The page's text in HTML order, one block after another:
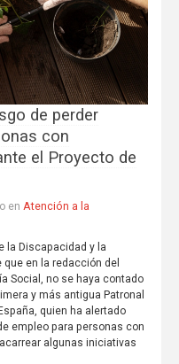
de perder
con
el Proyecto de
en Atención a la
la Discapacidad y la
en la redacción del
Social, no se haya contado
y más antigua Patronal
quien ha alertado
empleo para personas con
algunas iniciativas